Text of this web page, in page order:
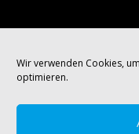
Wir verwenden Cookies,
optimieren.